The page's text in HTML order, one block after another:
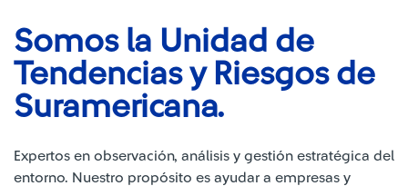
Somos la Unidad de
Tendencias y Riesgos de
Suramericana.
Expertos en observación, análisis y gestión estratégica del
entorno. Nuestro propósito es ayudar a empresas y